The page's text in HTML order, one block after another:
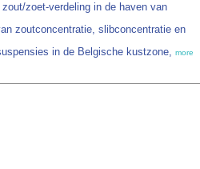
zoet-verdeling in de haven van
zoutconcentratie, slibconcentratie en
in de Belgische kustzone, more